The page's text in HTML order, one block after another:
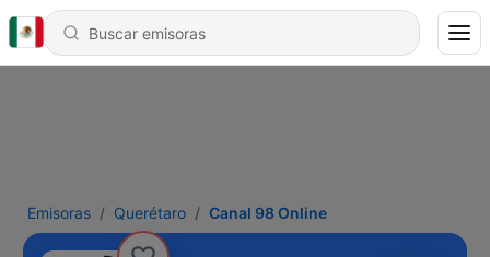
Emisoras Querétaro Canal 98 Online